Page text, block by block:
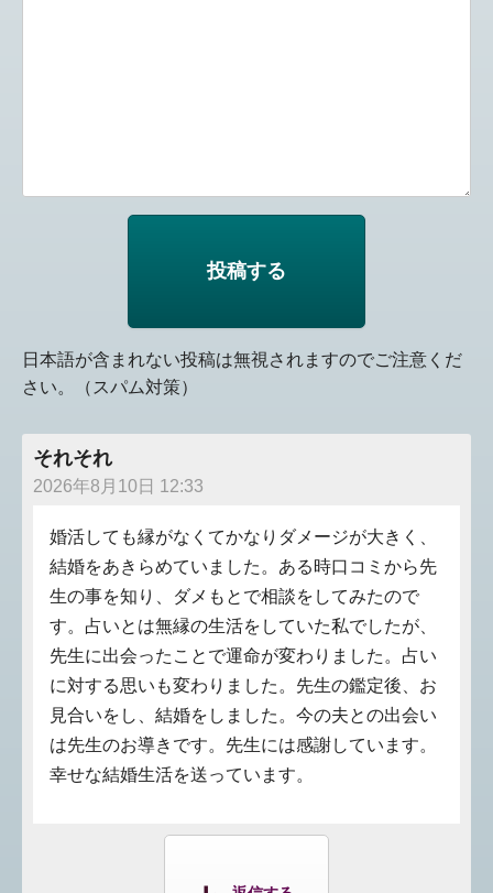
日本語が含まれない投稿は無視されますのでご注意くだ
さい。（スパム対策）
それそれ
2026年8月10日 12:33
婚活しても縁がなくてかなりダメージが大きく、
結婚をあきらめていました。ある時口コミから先
生の事を知り、ダメもとで相談をしてみたので
す。占いとは無縁の生活をしていた私でしたが、
先生に出会ったことで運命が変わりました。占い
に対する思いも変わりました。先生の鑑定後、お
見合いをし、結婚をしました。今の夫との出会い
は先生のお導きです。先生には感謝しています。
幸せな結婚生活を送っています。